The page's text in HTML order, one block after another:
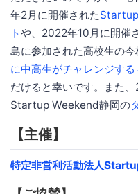
年2月に開催されたStartup
トや、2022年10月に開催
島に参加された高校生の
に中高生がチャレンジする
だけると幸いです。また
Startup Weekend静岡の
【主催】
特定非営利活動法人